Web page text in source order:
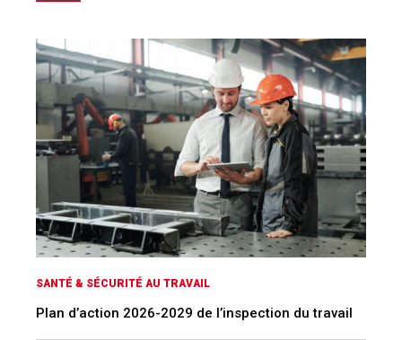
SANTÉ & SÉCURITÉ AU TRAVAIL
Plan d’action 2026-2029 de l’inspection du travail